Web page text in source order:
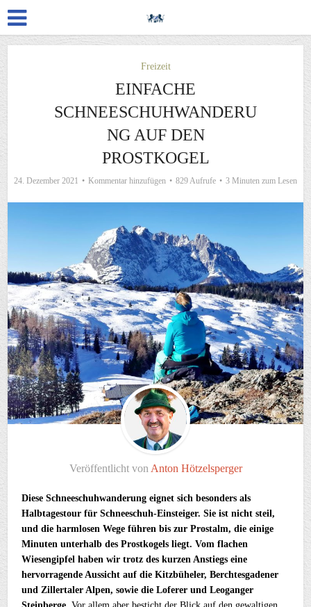
Freizeit
EINFACHE
SCHNEESCHUHWANDERU
NG AUF DEN
PROSTKOGEL
24. Dezember 2021 Kommentar hinzufügen 829 Aufrufe 3 Minuten zum Lesen
Veröffentlicht von Anton Hötzelsperger
Diese Schneeschuhwanderung eignet sich besonders als
Halbtagestour für Schneeschuh-Einsteiger. Sie ist nicht steil,
und die harmlosen Wege führen bis zur Prostalm, die einige
Minuten unterhalb des Prostkogels liegt. Vom flachen
Wiesengipfel haben wir trotz des kurzen Anstiegs eine
hervorragende Aussicht auf die Kitzbüheler, Berchtesgadener
und Zillertaler Alpen, sowie die Loferer und Leoganger